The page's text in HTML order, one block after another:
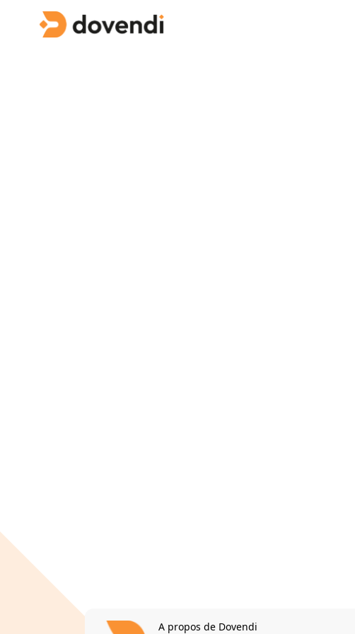
A propos de Dovendi